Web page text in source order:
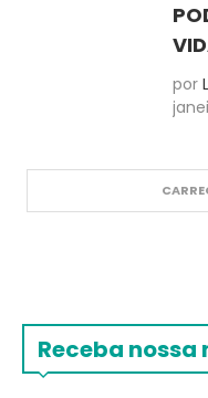
por
Receba